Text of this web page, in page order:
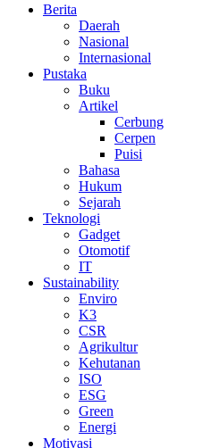
Berita
Daerah
Nasional
Internasional
Pustaka
Buku
Artikel
Cerbung
Cerpen
Puisi
Bahasa
Hukum
Sejarah
Teknologi
Gadget
Otomotif
IT
Sustainability
Enviro
K3
CSR
Agrikultur
Kehutanan
ISO
ESG
Green
Energi
Motivasi